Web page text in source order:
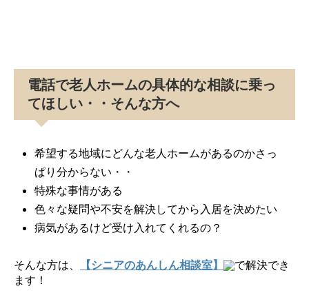
電話で老人ホームの具体的な相談に乗っ
てほしい・・そんな方へ
希望する地域にどんな老人ホームがあるのかさっ
ぱり分からない・・
特殊な事情がある
色々な疑問や不安を解決してから入居を決めたい
病気があるけど受け入れてくれるの？
そんな方は、 【シニアのあんしん相談室】
で解決でき
ます！